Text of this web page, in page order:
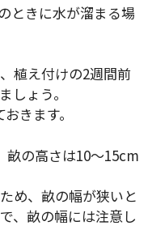
ときに水が溜まる場
植え付けの2週間前
しょう。
きます。
畝の高さは10〜15cm
め、畝の幅が狭いと
、畝の幅には注意し